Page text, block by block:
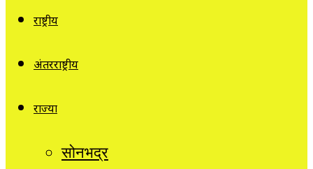
राष्ट्रीय
अंतरराष्ट्रीय
राज्यों
सोनभद्र